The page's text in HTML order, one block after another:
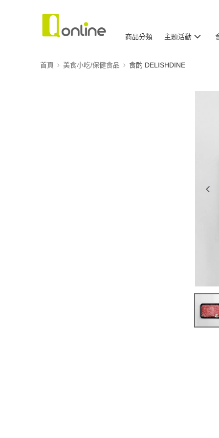
商品分類 主題活動
首頁 美食小吃/保健食品 食酌 DELISHDINE